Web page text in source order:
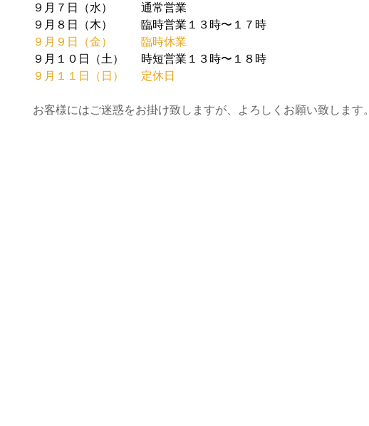
９月７日（水）     　 通常営業
９月８日（木）  　　臨時営業１３時〜１７時
９月９日（金）  　　臨時休業
９月１０日（土）  　時短営業１３時〜１８時
９月１１日（日）  　定休日
お客様にはご迷惑をお掛け致しますが、よろしくお願い致します。